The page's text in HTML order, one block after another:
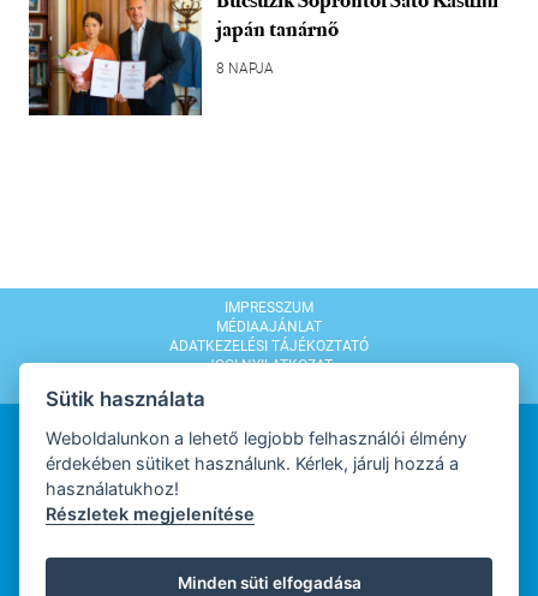
japán tanárnő
8 NAPJA
IMPRESSZUM
MÉDIAAJÁNLAT
ADATKEZELÉSI TÁJÉKOZTATÓ
JOGI NYILATKOZAT
WEBDESIGN
Sütik használata
Weboldalunkon a lehető legjobb felhasználói élmény
érdekében sütiket használunk. Kérlek, járulj hozzá a
használatukhoz!
Részletek megjelenítése
Minden süti elfogadása